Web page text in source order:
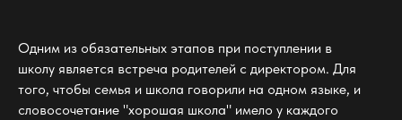
Одним из обязательных этапов при поступлении в
школу является встреча родителей с директором. Для
того, чтобы семья и школа говорили на одном языке, и
словосочетание "хорошая школа" имело у каждого